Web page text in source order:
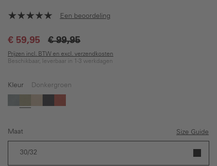
Een beoordeling
€ 59,95 € 99,95
Prijzen incl. BTW en excl. verzendkosten
Beschikbaar, leverbaar in 1-3 werkdagen
Kleur Donkergroen
BlauwDonkergroen
BeigeDonkerblauw
Rood
Maat Size Guide
30/32